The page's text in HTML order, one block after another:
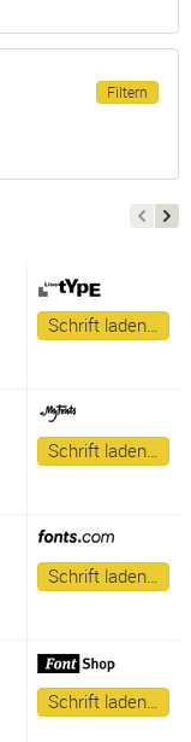
Schrift laden…
Schrift laden…
Schrift laden…
Schrift laden…